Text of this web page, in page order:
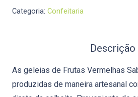
Categoria: Confeitaria
Descrição
As geleias de Frutas Vermelhas
produzidas de maneira artesanal